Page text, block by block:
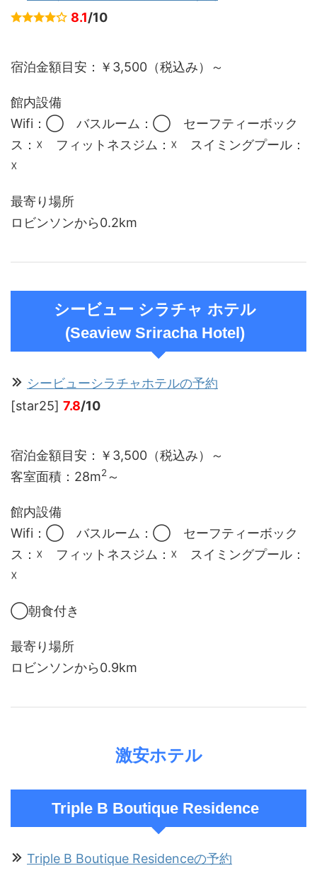
8.1/10
宿泊金額目安：￥3,500（税込み）～
館内設備
Wifi：◯ バスルーム：◯ セーフティーボック
ス：☓ フィットネスジム：☓ スイミングプール：
☓
最寄り場所
ロビンソンから0.2km
シービュー シラチャ ホテル
(Seaview Sriracha Hotel)
シービューシラチャホテルの予約
[star25] 7.8/10
宿泊金額目安：￥3,500（税込み）～
客室面積：28m2～
館内設備
Wifi：◯ バスルーム：◯ セーフティーボック
ス：☓ フィットネスジム：☓ スイミングプール：
☓
◯朝食付き
最寄り場所
ロビンソンから0.9km
激安ホテル
Triple B Boutique Residence
Triple B Boutique Residenceの予約